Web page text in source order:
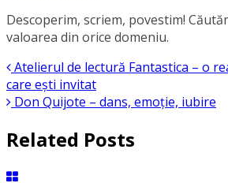
Descoperim, scriem, povestim!
valoarea din orice domeniu.
Atelierul de lectură Fantastica – o
care ești invitat
Don Quijote – dans, emoție, iubire
Related Posts